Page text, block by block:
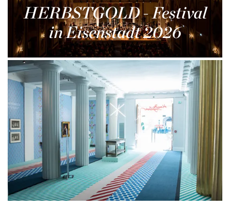
HERBSTGOLD - Festival
in Eisenstadt 2026